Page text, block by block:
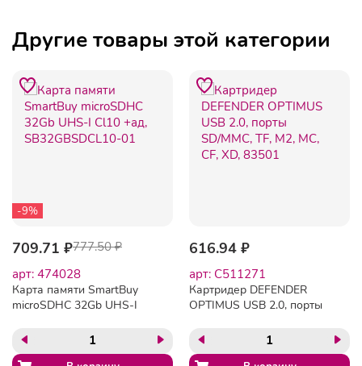
Другие товары этой категории
-9%
709.71 ₽777.50 ₽
арт: 474028
Карта памяти SmartBuy
microSDHC 32Gb UHS-I
01
616.94 ₽
арт: C511271
Картридер DEFENDER
OPTIMUS USB 2.0, порты
XD, 83501